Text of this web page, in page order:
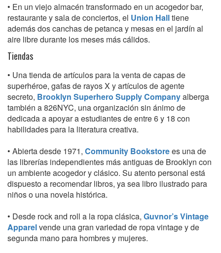
• En un viejo almacén transformado en un acogedor bar,
restaurante y sala de conciertos, el Union Halltiene
además dos canchas de petanca y mesas en el jardín al
aire libre durante los meses más cálidos.
Tiendas
• Una tienda de artículos para la venta de capas de
superhéroe, gafas de rayos X y artículos de agente
secreto, Brooklyn Superhero Supply Companyalberga
también a 826NYC, una organización sin ánimo de
dedicada a apoyar a estudiantes de entre 6 y 18 con
habilidades para la literatura creativa.
• Abierta desde 1971, Community Bookstorees una de
las librerías independientes más antiguas de Brooklyn con
un ambiente acogedor y clásico. Su atento personal está
dispuesto a recomendar libros, ya sea libro ilustrado para
niños o una novela histórica.
• Desde rock and roll a la ropa clásica, Guvnor’s Vintage
Apparelvende una gran variedad de ropa vintage y de
segunda mano para hombres y mujeres.